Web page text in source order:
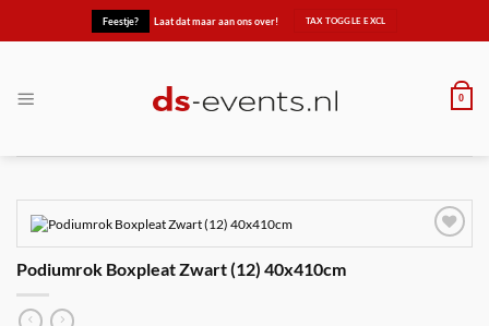
Feestje? Laat dat maar aan ons over!
0
Podiumrok Boxpleat Zwart (12) 40x410cm